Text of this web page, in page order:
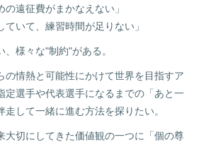
の遠征費がまかなえない」
ていて、練習時間が足りない」
様々な"制約"がある。
の情熱と可能性にかけて世界を目指すア
定選手や代表選手になるまでの「あと一
して一緒に進む方法を探りたい。
大切にしてきた価値観の一つに「個の尊